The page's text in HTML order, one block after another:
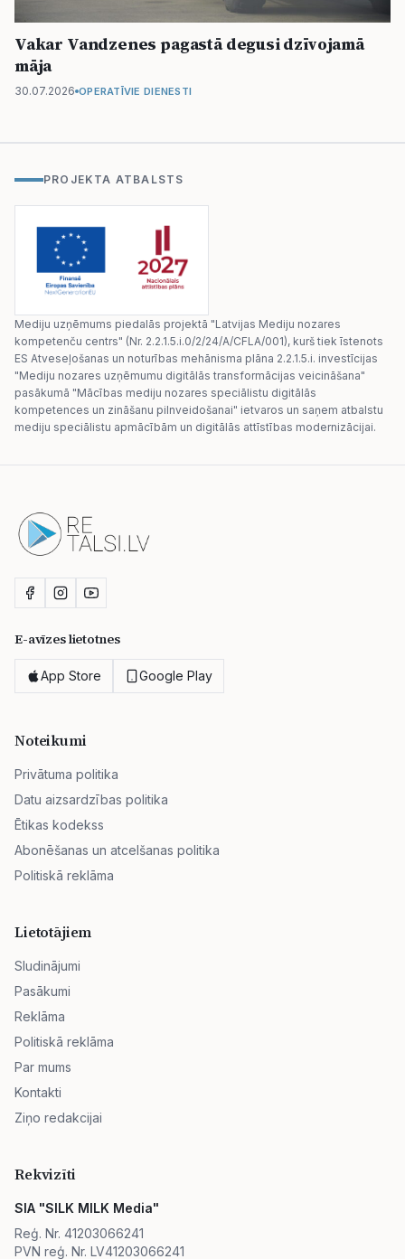
Vakar Vandzenes pagastā degusi dzīvojamā
māja
30.07.2026 OPERATĪVIE DIENESTI
PROJEKTA ATBALSTS
Mediju uzņēmums piedalās projektā "Latvijas Mediju nozares
kompetenču centrs" (Nr. 2.2.1.5.i.0/2/24/A/CFLA/001), kurš tiek īstenots
ES Atveseļošanas un noturības mehānisma plāna 2.2.1.5.i. investīcijas
"Mediju nozares uzņēmumu digitālās transformācijas veicināšana"
pasākumā "Mācības mediju nozares speciālistu digitālās
kompetences un zināšanu pilnveidošanai" ietvaros un saņem atbalstu
mediju speciālistu apmācībām un digitālās attīstības modernizācijai.
E-avīzes lietotnes
App Store Google Play
Noteikumi
Privātuma politika
Datu aizsardzības politika
Ētikas kodekss
Abonēšanas un atcelšanas politika
Politiskā reklāma
Lietotājiem
Sludinājumi
Pasākumi
Reklāma
Politiskā reklāma
Par mums
Kontakti
Ziņo redakcijai
Rekvizīti
SIA "SILK MILK Media"
Reģ. Nr. 41203066241
PVN reģ. Nr. LV41203066241